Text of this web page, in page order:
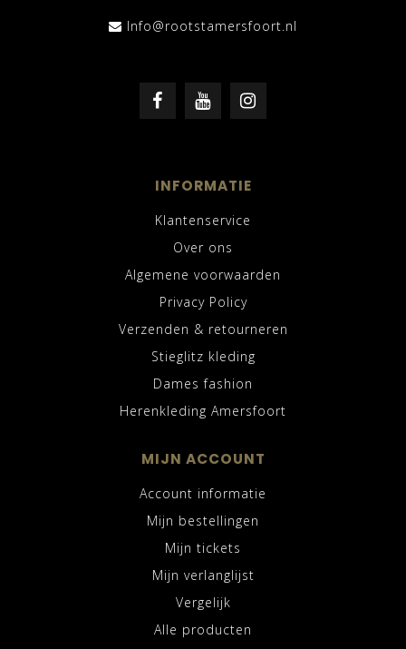
Info@rootstamersfoort.nl
INFORMATIE
Klantenservice
Over ons
Algemene voorwaarden
Privacy Policy
Verzenden & retourneren
Stieglitz kleding
Dames fashion
Herenkleding Amersfoort
MIJN ACCOUNT
Account informatie
Mijn bestellingen
Mijn tickets
Mijn verlanglijst
Vergelijk
Alle producten